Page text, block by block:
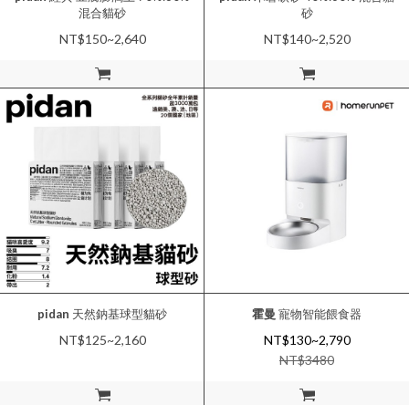
加入購物車
混合貓砂
NT$150~2,640
加入購物車
砂
NT$140~2,520
加入購物車
pidan 天然鈉基球型貓砂
NT$125~2,160
加入購物車
霍曼 寵物智能餵食器
NT$130~2,790
NT$3480